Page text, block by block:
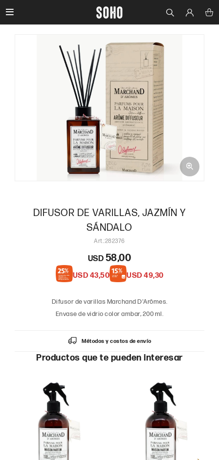

DIFUSOR DE VARILLAS, JAZMÍN Y
SÁNDALO
282376
USD 58,00
USD 43,50 USD 49,30
Difusor de varillas Marchand D'Arômes.
Envase de vidrio color ambar, 200 ml.
Métodos y costos de envío
Productos que te pueden interesar